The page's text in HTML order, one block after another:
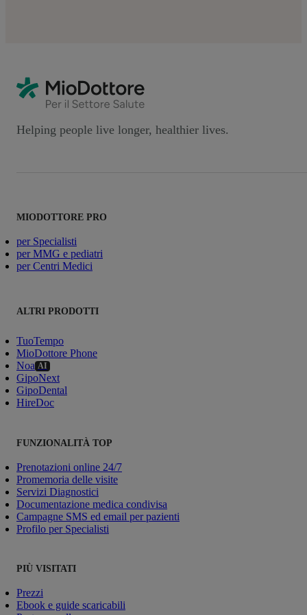
Helping people live longer, healthier lives.
MIODOTTORE PRO
per Specialisti
per MMG e pediatri
per Centri Medici
ALTRI PRODOTTI
TuoTempo
MioDottore Phone
Noa AI
GipoNext
GipoDental
HireDoc
FUNZIONALITÀ TOP
Prenotazioni online 24/7
Promemoria delle visite
Servizi Diagnostici
Documentazione medica condivisa
Campagne SMS ed email per pazienti
Profilo per Specialisti
PIÙ VISITATI
Prezzi
Ebook e guide scaricabili